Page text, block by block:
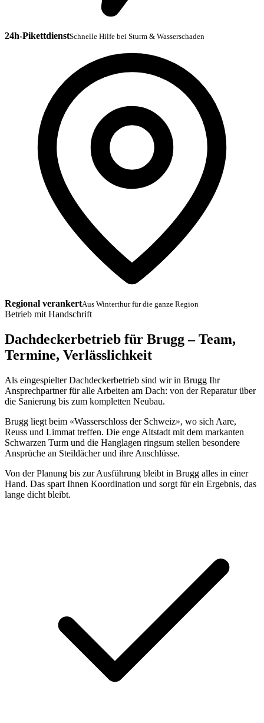
24h-PikettdienstSchnelle Hilfe bei Sturm & Wasserschaden
Regional verankertAus Winterthur für die ganze Region
Betrieb mit Handschrift
Dachdeckerbetrieb für Brugg – Team,
Termine, Verlässlichkeit
Als eingespielter Dachdeckerbetrieb sind wir in Brugg Ihr
Ansprechpartner für alle Arbeiten am Dach: von der Reparatur über
die Sanierung bis zum kompletten Neubau.
Brugg liegt beim «Wasserschloss der Schweiz», wo sich Aare,
Reuss und Limmat treffen. Die enge Altstadt mit dem markanten
Schwarzen Turm und die Hanglagen ringsum stellen besondere
Ansprüche an Steildächer und ihre Anschlüsse.
Von der Planung bis zur Ausführung bleibt in Brugg alles in einer
Hand. Das spart Ihnen Koordination und sorgt für ein Ergebnis, das
lange dicht bleibt.